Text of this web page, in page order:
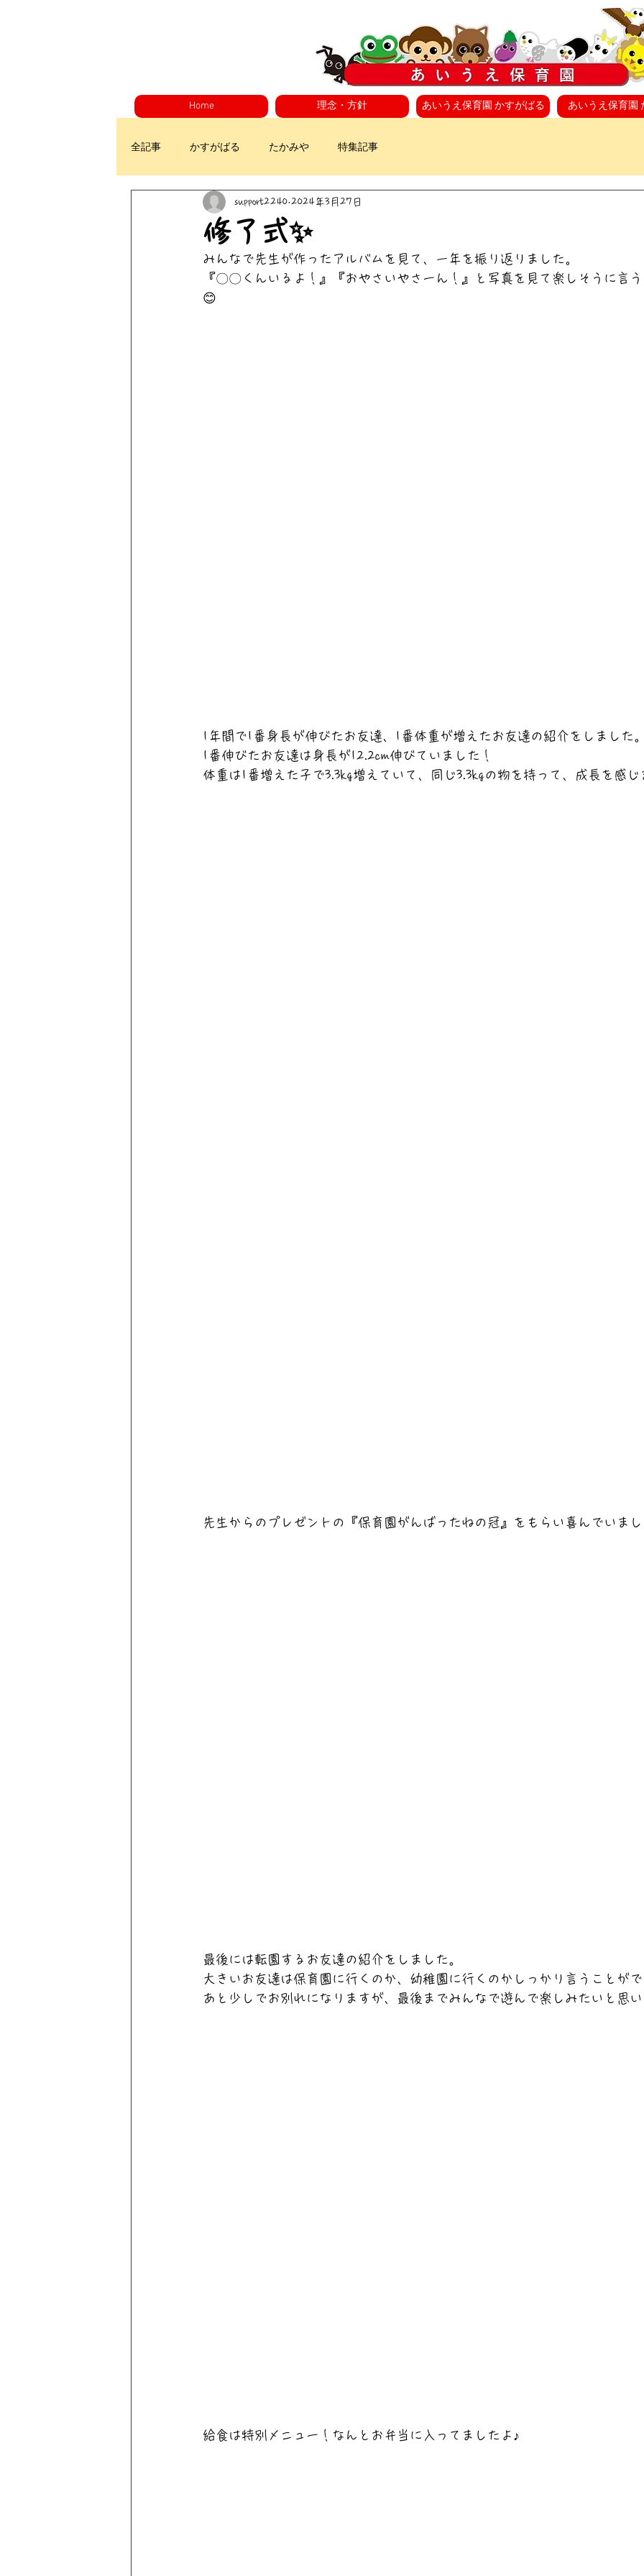
Home 理念・方針 あいうえ保育園 かすがばる あいうえ保育園
全記事 かすがばる たかみや 特集記事
修了式✨
support2240 2024年3月27日
みんなで先生が作ったアルバムを見て、一年を振り返りました。
『〇〇くんいるよ！』『おやさいやさーん！』と写真を見て楽しそうに言
😊
1年間で1番身長が伸びたお友達、1番体重が増えたお友達の紹介をしました
1番伸びたお友達は身長が12.2cm伸びていました！
体重は1番増えた子で3.3kg増えていて、同じ3.3kgの物を持って、成長を感
先生からのプレゼントの『保育園がんばったねの冠』をもらい喜んでいま
最後には転園するお友達の紹介をしました。
大きいお友達は保育園に行くのか、幼稚園に行くのかしっかり言うことが
あと少しでお別れになりますが、最後までみんなで遊んで楽しみたいと思
給食は特別メニュー！なんとお弁当に入ってましたよ♪